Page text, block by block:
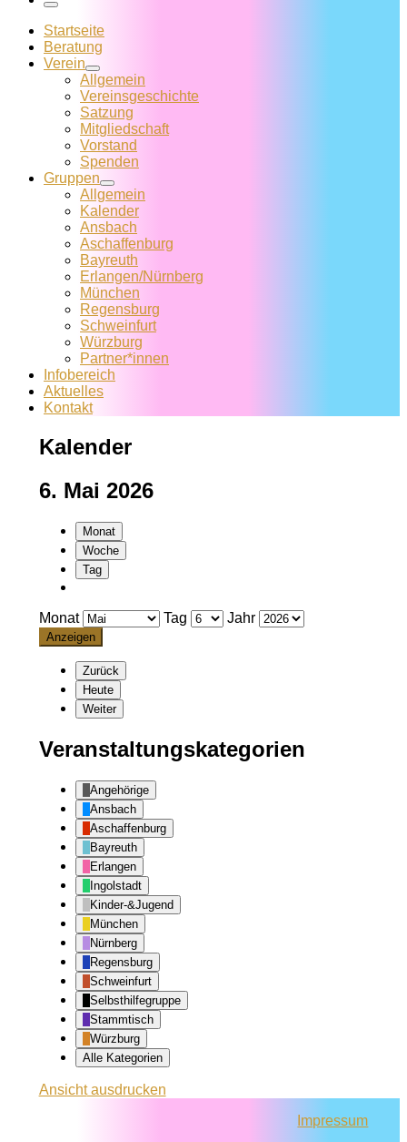
Menü
Startseite
Beratung
Verein
Allgemein
Vereins­geschichte
Satzung
Mitglied­schaft
Vorstand
Spenden
Gruppen
Allgemein
Kalender
Ansbach
Aschaffenburg
Bayreuth
Erlangen/Nürnberg
München
Regensburg
Schweinfurt
Würzburg
Partner*innen
Infobereich
Aktuelles
Kontakt
Kalender
6. Mai 2026
Monat
Woche
Tag
Monat Tag Jahr
Zurück
Heute
Weiter
Veranstaltungskategorien
Angehörige
Ansbach
Aschaffenburg
Bayreuth
Erlangen
Ingolstadt
Kinder-&Jugend
München
Nürnberg
Regensburg
Schweinfurt
Selbsthilfegruppe
Stammtisch
Würzburg
Alle Kategorien
Ansichtausdrucken
Impressum